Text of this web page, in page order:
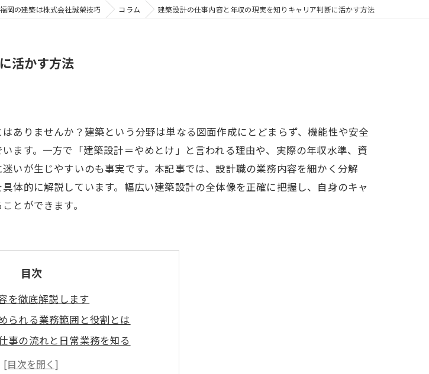
福岡の建築は株式会社誠榮技巧 コラム 建築設計の仕事内容と年収の現実を知りキャリア判断に活かす方法
活かす方法
ありませんか？建築という分野は単なる図面作成にとどまらず、機能性や安全
ます。一方で「建築設計＝やめとけ」と言われる理由や、実際の年収水準、資
いが生じやすいのも事実です。本記事では、設計職の業務内容を細かく分解
体的に解説しています。幅広い建築設計の全体像を正確に把握し、自身のキャ
とができます。
目次
を徹底解説します
られる業務範囲と役割とは
事の流れと日常業務を知る
性や安全性が重視される理由